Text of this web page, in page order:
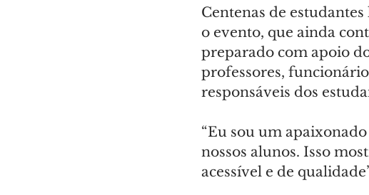
Centenas de
o evento, que ainda
preparado com apoio
professores,
responsáveis dos
“Eu sou um
nossos alunos. Isso
acessível e de